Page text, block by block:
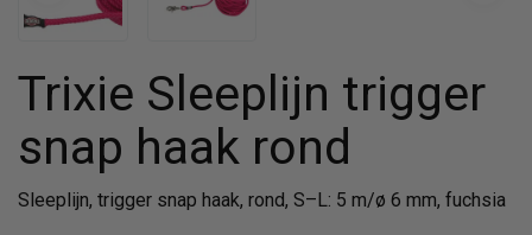
Trixie Sleeplijn trigger
snap haak rond
Sleeplijn, trigger snap haak, rond, S–L: 5 m/ø 6 mm, fuchsia